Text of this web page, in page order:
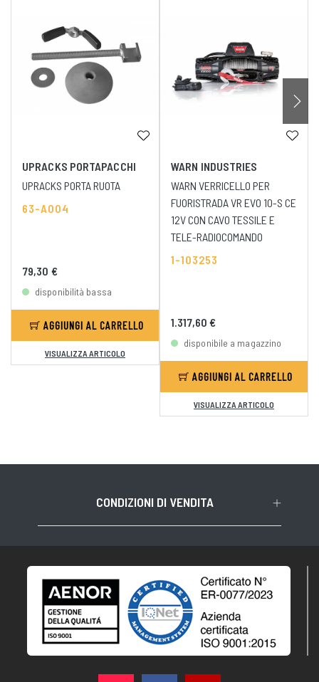
UPRACKS PORTAPACCHI
UPRACKS PORTA RUOTA
63-A004
79,30 €
disponibilità bassa
AGGIUNGI AL CARRELLO
VISUALIZZA ARTICOLO
WARN INDUSTRIES
WARN VERRICELLO PER
FUORISTRADA VR EVO 10-S CE
12V CON CAVO TESSILE E
TELE-RADIOCOMANDO
1-103253
1.317,60 €
disponibile a magazzino
AGGIUNGI AL CARRELLO
VISUALIZZA ARTICOLO
CONDIZIONI DI VENDITA